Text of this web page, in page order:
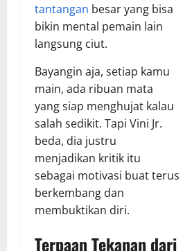
tantangan besar yang bisa
bikin mental pemain lain
langsung ciut.
Bayangin aja, setiap kamu
main, ada ribuan mata
yang siap menghujat kalau
salah sedikit. Tapi Vini Jr.
beda, dia justru
menjadikan kritik itu
sebagai motivasi buat terus
berkembang dan
membuktikan diri.
Terpaan Tekanan dari